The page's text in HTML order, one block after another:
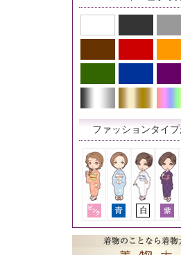
ファッションタイ